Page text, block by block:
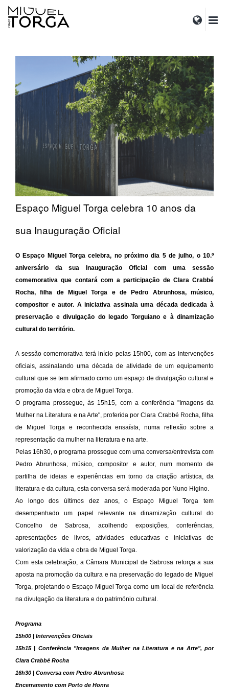
Espaço Miguel Torga celebra 10 anos da
sua Inauguração Oficial
O Espaço Miguel Torga celebra, no próximo dia 5 de julho, o 10.º
aniversário da sua Inauguração Oficial com uma sessão
comemorativa que contará com a participação de Clara Crabbé
Rocha, filha de Miguel Torga e de Pedro Abrunhosa, músico,
compositor e autor. A iniciativa assinala uma década dedicada à
preservação e divulgação do legado Torguiano e à dinamização
cultural do território.
A sessão comemorativa terá início pelas 15h00, com as intervenções
oficiais, assinalando uma década de atividade de um equipamento
cultural que se tem afirmado como um espaço de divulgação cultural e
promoção da vida e obra de Miguel Torga.
O programa prossegue, às 15h15, com a conferência "Imagens da
Mulher na Literatura e na Arte", proferida por Clara Crabbé Rocha, filha
de Miguel Torga e reconhecida ensaísta, numa reflexão sobre a
representação da mulher na literatura e na arte.
Pelas 16h30, o programa prossegue com uma conversa/entrevista com
Pedro Abrunhosa, músico, compositor e autor, num momento de
partilha de ideias e experiências em torno da criação artística, da
literatura e da cultura, esta conversa será moderada por Nuno Higino.
Ao longo dos últimos dez anos, o Espaço Miguel Torga tem
desempenhado um papel relevante na dinamização cultural do
Concelho de Sabrosa, acolhendo exposições, conferências,
apresentações de livros, atividades educativas e iniciativas de
valorização da vida e obra de Miguel Torga.
Com esta celebração, a Câmara Municipal de Sabrosa reforça a sua
aposta na promoção da cultura e na preservação do legado de Miguel
Torga, projetando o Espaço Miguel Torga como um local de referência
na divulgação da literatura e do património cultural.
Programa
15h00 | Intervenções Oficiais
15h15 | Conferência "Imagens da Mulher na Literatura e na Arte", por
Clara Crabbé Rocha
16h30 | Conversa com Pedro Abrunhosa
Encerramento com Porto de Honra